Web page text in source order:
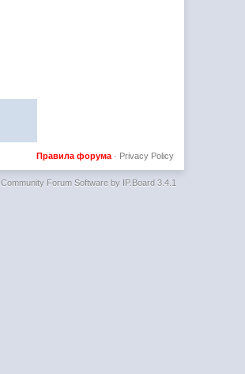
Privacy Policy
Правила форума·
Community Forum Software by IP.Board 3.4.1